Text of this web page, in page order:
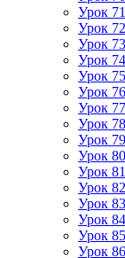
Урок
Урок
Урок
Урок
Урок
Урок
Урок
Урок
Урок
Урок
Урок
Урок
Урок
Урок
Урок
Урок